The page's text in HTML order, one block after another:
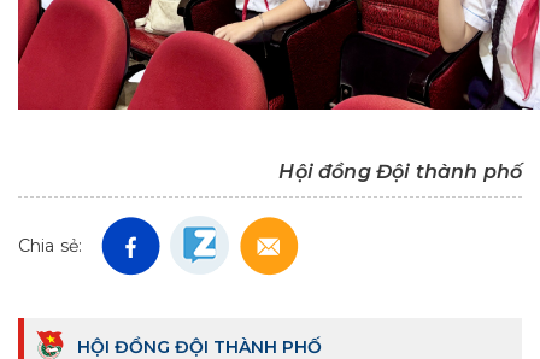
Hội đồng Đội thành phố
Chia sẻ:
HỘI ĐỒNG ĐỘI THÀNH PHỐ